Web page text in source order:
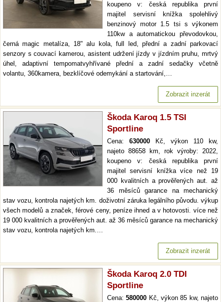
koupeno v: česká republika první
majitel servisní knížka spolehlivý
benzinový motor 1.5 tsi s výkonem
110kw a automatickou převodovkou,
černá magic metalíza, 18" alu kola, full led, přední a zadní parkovací
senzory s couvací kamerou, asistent udržení jízdy v jízdním pruhu, mrtvý
úhel, adaptivní tempomatvyhřívané přední a zadní sedačky včetně
volantu, 360kamera, bezklíčové odemykání a startování,…
Zobrazit inzerát
Škoda Karoq 1.5 TSI
Sportline
Cena: 630000 Kč, výkon 110 kw,
najeto 88658 km, rok výroby: 2022,
koupeno v: česká republika první
majitel servisní knížka více než 19
000 kvalitních a prověřených aut. až
36 měsíců garance na mechanický
stav vozu, kontrola najetých km. doživotní záruka legálního původu. výkup
všech modelů a značek, férové ceny, peníze ihned a v hotovosti. více než
19 000 kvalitních a prověřených aut. až 36 měsíců garance na mechanický
stav vozu, kontrola najetých km.…
Zobrazit inzerát
Škoda Karoq 2.0 TDI
Sportline
Cena:580000 Kč, výkon 85 kw, najeto